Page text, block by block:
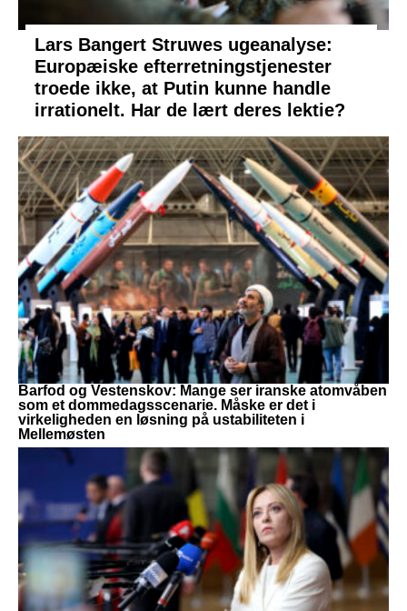
Lars Bangert Struwes ugeanalyse:
Europæiske efterretningstjenester
troede ikke, at Putin kunne handle
irrationelt. Har de lært deres lektie?
Barfod og Vestenskov: Mange ser iranske atomvåben
som et dommedagsscenarie. Måske er det i
virkeligheden en løsning på ustabiliteten i
Mellemøsten